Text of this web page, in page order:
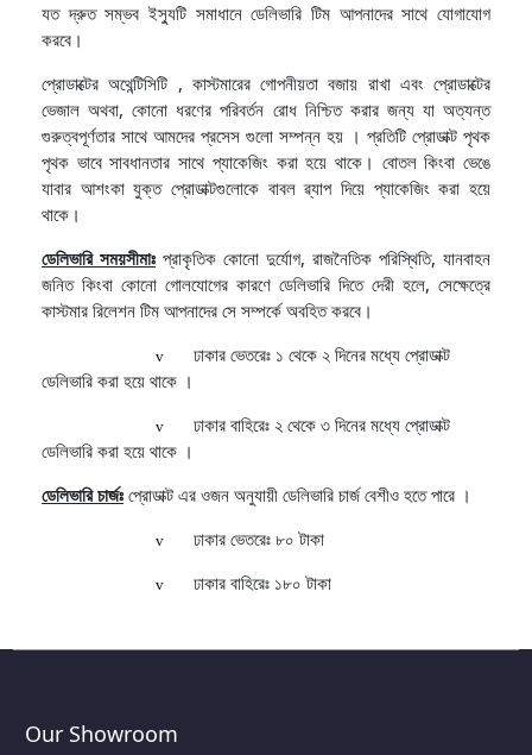
যত দ্রুত সম্ভব ইস্যুটি সমাধানে ডেলিভারি টিম আপনাদের সাথে যোগাযোগ
করবে।
প্রোডাক্টের অথেন্টিসিটি , কাস্টমারের গোপনীয়তা বজায় রাখা এবং প্রোডাক্টের
ভেজাল অথবা, কোনো ধরণের পরিবর্তন রোধ নিশ্চিত করার জন্য যা অত্যন্ত
গুরুত্বপূর্ণতার সাথে আমদের প্রসেস গুলো সম্পন্ন হয় । প্রতিটি প্রোডাক্ট পৃথক
পৃথক ভাবে সাবধানতার সাথে প্যাকেজিং করা হয়ে থাকে। বোতল কিংবা ভেঙে
যাবার আশংকা যুক্ত প্রোডাক্টগুলোকে বাবল ৱ্যাপ দিয়ে প্যাকেজিং করা হয়ে
থাকে।
ডেলিভারি সময়সীমাঃ প্রাকৃতিক কোনো দুর্যোগ, রাজনৈতিক পরিস্থিতি, যানবাহন
জনিত কিংবা কোনো গোলযোগের কারণে ডেলিভারি দিতে দেরী হলে, সেক্ষেত্রে
কাস্টমার রিলেশন টিম আপনাদের সে সম্পর্কে অবহিত করবে।
v
ঢাকার ভেতরেঃ ১ থেকে ২ দিনের মধ্যে প্রোডাক্ট
ডেলিভারি করা হয়ে থাকে ।
v
ঢাকার বাহিরেঃ ২ থেকে ৩ দিনের মধ্যে প্রোডাক্ট
ডেলিভারি করা হয়ে থাকে ।
ডেলিভারি চার্জঃ প্রোডাক্ট এর ওজন অনুযায়ী ডেলিভারি চার্জ বেশীও হতে পারে ।
v ঢাকার ভেতরেঃ ৮০ টাকা
v ঢাকার বাহিরেঃ ১৮০ টাকা
Our Showroom